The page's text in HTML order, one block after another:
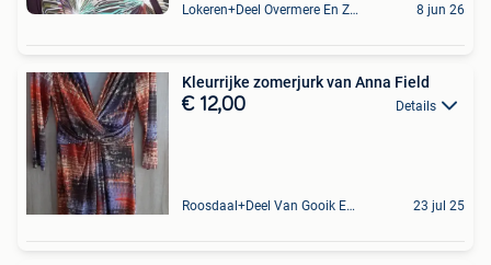
Lokeren+Deel Overmere En Zele 8 jun 26
Kleurrijke zomerjurk van Anna Field
€ 12,00 Details
Roosdaal+Deel Van Gooik En Sint-Kwintens-Lennik 23 jul 25